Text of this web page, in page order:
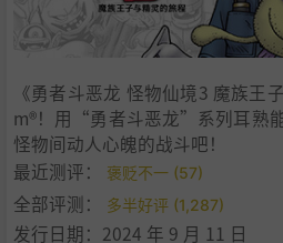
.
《勇者斗恶龙 怪物仙境3 魔族王
m®！用“勇者斗恶龙”系列耳熟
怪物间动人心魄的战斗吧！
最近测评：
褒贬不一 (57)
全部评测： 多半好评 (1,287)
发行日期：2024 年 9 月 11 日